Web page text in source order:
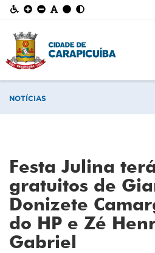
NOTÍCIAS
Festa Julina
gratuitos de
Donizete
do HP e Zé
Gabriel